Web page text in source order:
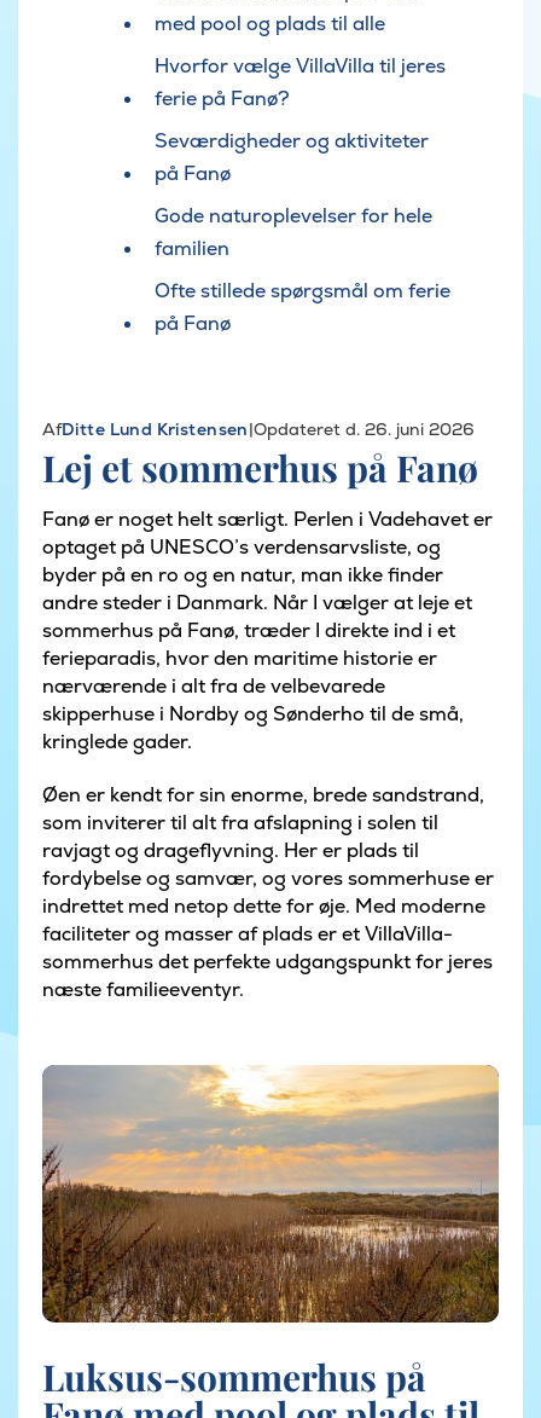
AfDitte Lund Kristensen|Opdateret d. 26. juni 2026
Lej et sommerhus på Fanø
Fanø er noget helt særligt. Perlen i Vadehavet er
optaget på UNESCO’s verdensarvsliste, og
byder på en ro og en natur, man ikke finder
andre steder i Danmark. Når I vælger at leje et
sommerhus på Fanø, træder I direkte ind i et
ferieparadis, hvor den maritime historie er
nærværende i alt fra de velbevarede
skipperhuse i Nordby og Sønderho til de små,
kringlede gader.
Øen er kendt for sin enorme, brede sandstrand,
som inviterer til alt fra afslapning i solen til
ravjagt og drageflyvning. Her er plads til
fordybelse og samvær, og vores sommerhuse er
indrettet med netop dette for øje. Med moderne
faciliteter og masser af plads er et VillaVilla-
sommerhus det perfekte udgangspunkt for jeres
næste familieeventyr.
Luksus-sommerhus på
med pool og plads til alle
Hvorfor vælge VillaVilla til jeres
ferie på Fanø?
Seværdigheder og aktiviteter
på Fanø
Gode naturoplevelser for hele
familien
Ofte stillede spørgsmål om ferie
på Fanø